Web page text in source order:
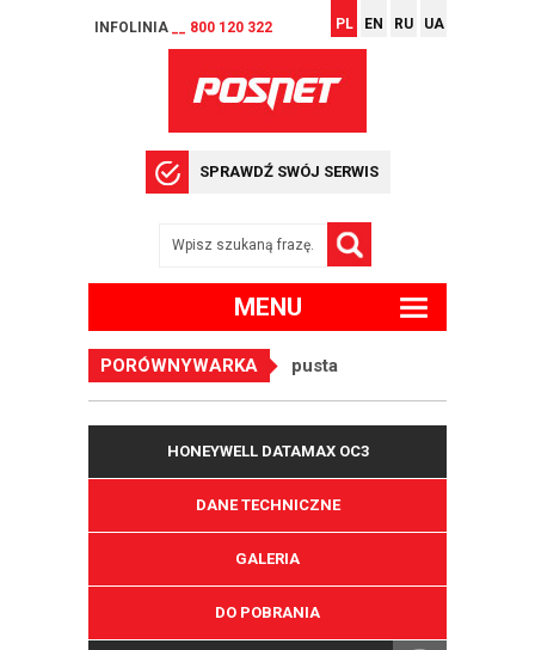
INFOLINIA __ 800 120 322 PL EN RU UA
SPRAWDŹ SWÓJ SERWIS
MENU
PORÓWNYWARKA pusta
HONEYWELL DATAMAX OC3
DANE TECHNICZNE
GALERIA
DO POBRANIA